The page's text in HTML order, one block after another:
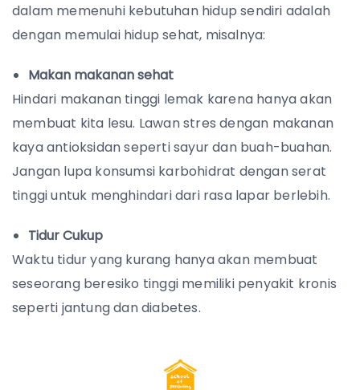
dalam memenuhi kebutuhan hidup sendiri adalah
dengan memulai hidup sehat, misalnya:
Makan makanan sehat
Hindari makanan tinggi lemak karena hanya akan
membuat kita lesu. Lawan stres dengan makanan
kaya antioksidan seperti sayur dan buah-buahan.
Jangan lupa konsumsi karbohidrat dengan serat
tinggi untuk menghindari dari rasa lapar berlebih.
Tidur Cukup
Waktu tidur yang kurang hanya akan membuat
seseorang beresiko tinggi memiliki penyakit kronis
seperti jantung dan diabetes.